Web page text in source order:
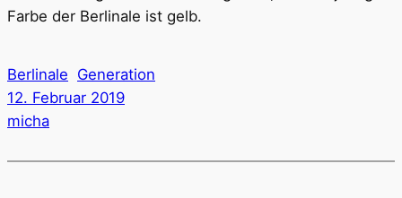
Farbe der Berlinale ist gelb.
Berlinale Generation
12. Februar 2019
micha